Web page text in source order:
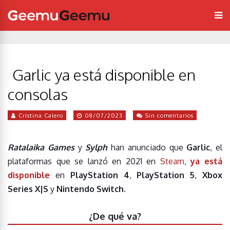
Garlic ya está disponible en
consolas
Cristina Calero 08/07/2023 Sin comentarios
Ratalaika Games y Sylph han anunciado que Garlic, el
plataformas que se lanzó en 2021 en Steam,ya está
disponible en PlayStation 4, PlayStation 5,Xbox
Series X|S y Nintendo Switch.
¿De qué va?